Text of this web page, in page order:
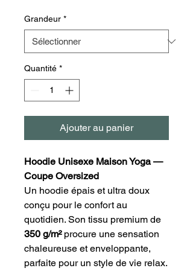
Grandeur *
Quantité *
Ajouter au panier
Hoodie Unisexe Maison Yoga —
Coupe Oversized
Un hoodie épais et ultra doux
conçu pour le confort au
quotidien. Son tissu premium de
350 g/m²procure une sensation
chaleureuse et enveloppante,
parfaite pour un style de vie relax.